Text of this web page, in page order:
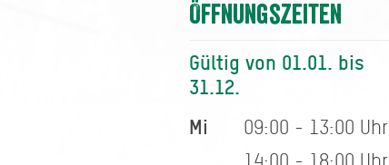
Öffnungszeiten
Gültig von 01.01. bis
31.12.
Mi
09:00 - 13:00 Uhr